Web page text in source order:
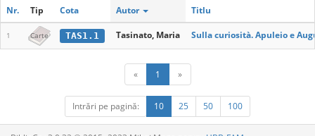
Nr. Tip Cota Autor Titlu
1 Carte TAS1.1 Tasinato, Maria Sulla curiosità. Apuleio e
« 1 »
Intrări pe pagină: 10 25 50 100